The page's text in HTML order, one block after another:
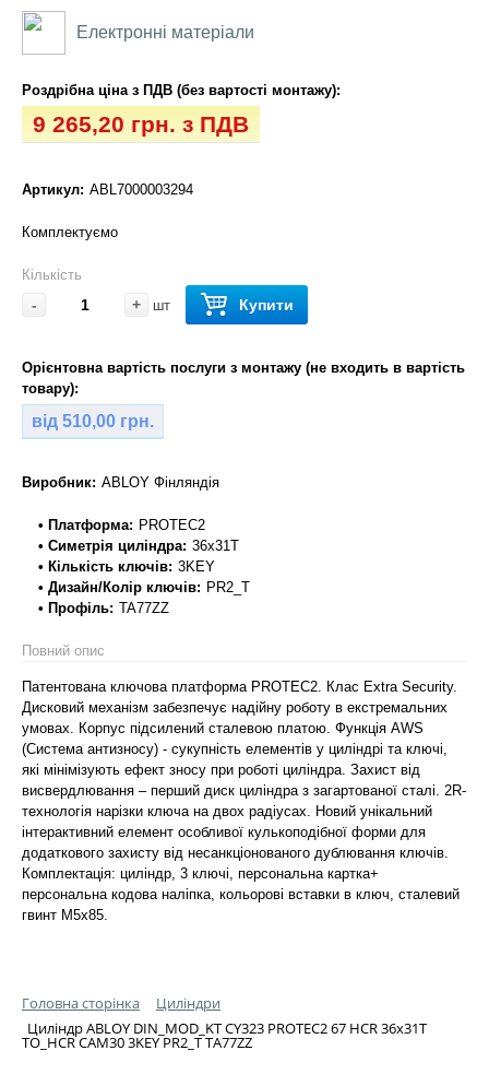
Електронні матеріали
Роздрібна ціна з ПДВ (без вартості монтажу):
9 265,20 грн. з ПДВ
Артикул: ABL7000003294
Комплектуємо
Кількість
- + шт Купити
Орієнтовна вартість послуги з монтажу (не входить в вартість
товару):
від 510,00 грн.
Виробник: ABLOY Фінляндія
• Платформа: PROTEC2
• Симетрія циліндра: 36x31T
• Кількість ключів: 3KEY
• Дизайн/Колір ключів: PR2_T
• Профіль: TA77ZZ
Повний опис
Патентована ключова платформа PROTEC2. Клас Extra Security.
Дисковий механізм забезпечує надійну роботу в екстремальних
умовах. Корпус підсилений сталевою платою. Функція AWS
(Система антизносу) - сукупність елементів у циліндрі та ключі,
які мінімізують ефект зносу при роботі циліндра. Захист від
висвердлювання – перший диск циліндра з загартованої сталі. 2R-
технологія нарізки ключа на двох радіусах. Новий унікальний
інтерактивний елемент особливої кулькоподібної форми для
додаткового захисту від несанкціонованого дублювання ключів.
Комплектація: циліндр, 3 ключі, персональна картка+
персональна кодова наліпка, кольорові вставки в ключ, сталевий
гвинт М5х85.
Головна сторінка
Циліндри
Циліндр ABLOY DIN_MOD_KT CY323 PROTEC2 67 HCR 36x31T
TO_HCR CAM30 3KEY PR2_T TA77ZZ